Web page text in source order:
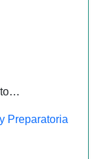
Preparatoria